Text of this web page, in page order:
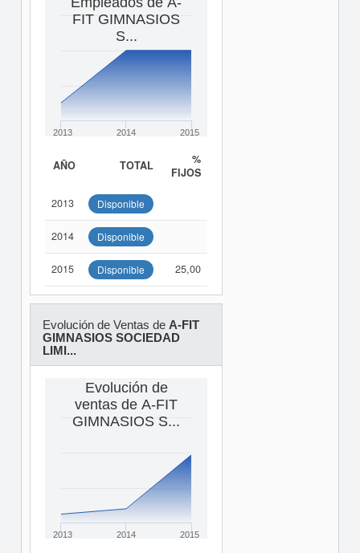
FIT GIMNASIOS
S...
2013 2014 2015
AÑO TOTAL
%
FIJOS
2013 Disponible
2014 Disponible
2015 Disponible 25,00
Evolución de Ventas de A-FIT
GIMNASIOS SOCIEDAD
LIMI...
Evolución de
ventas de A-FIT
GIMNASIOS S...
2013 2014 2015